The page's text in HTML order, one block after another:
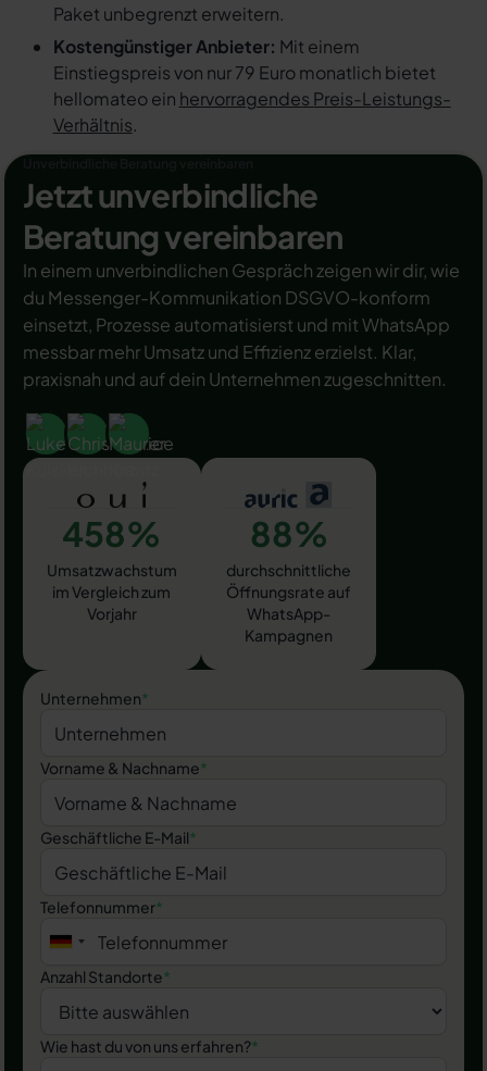
Paket unbegrenzt erweitern.
Kostengünstiger Anbieter: Mit einem
Einstiegspreis von nur 79 Euro monatlich bietet
hellomateo ein hervorragendes Preis-Leistungs-
Verhältnis.
Jetzt unverbindliche
Beratung vereinbaren
In einem unverbindlichen Gespräch zeigen wir dir, wie
du Messenger-Kommunikation DSGVO-konform
einsetzt, Prozesse automatisierst und mit WhatsApp
messbar mehr Umsatz und Effizienz erzielst. Klar,
praxisnah und auf dein Unternehmen zugeschnitten.
458%
Umsatzwachstum
im Vergleich zum
Vorjahr
88%
durchschnittliche
Öffnungsrate auf
WhatsApp-
Kampagnen
Unternehmen*
Vorname & Nachname*
Geschäftliche E-Mail*
Telefonnummer*
Anzahl Standorte*
Wie hast du von uns erfahren?*